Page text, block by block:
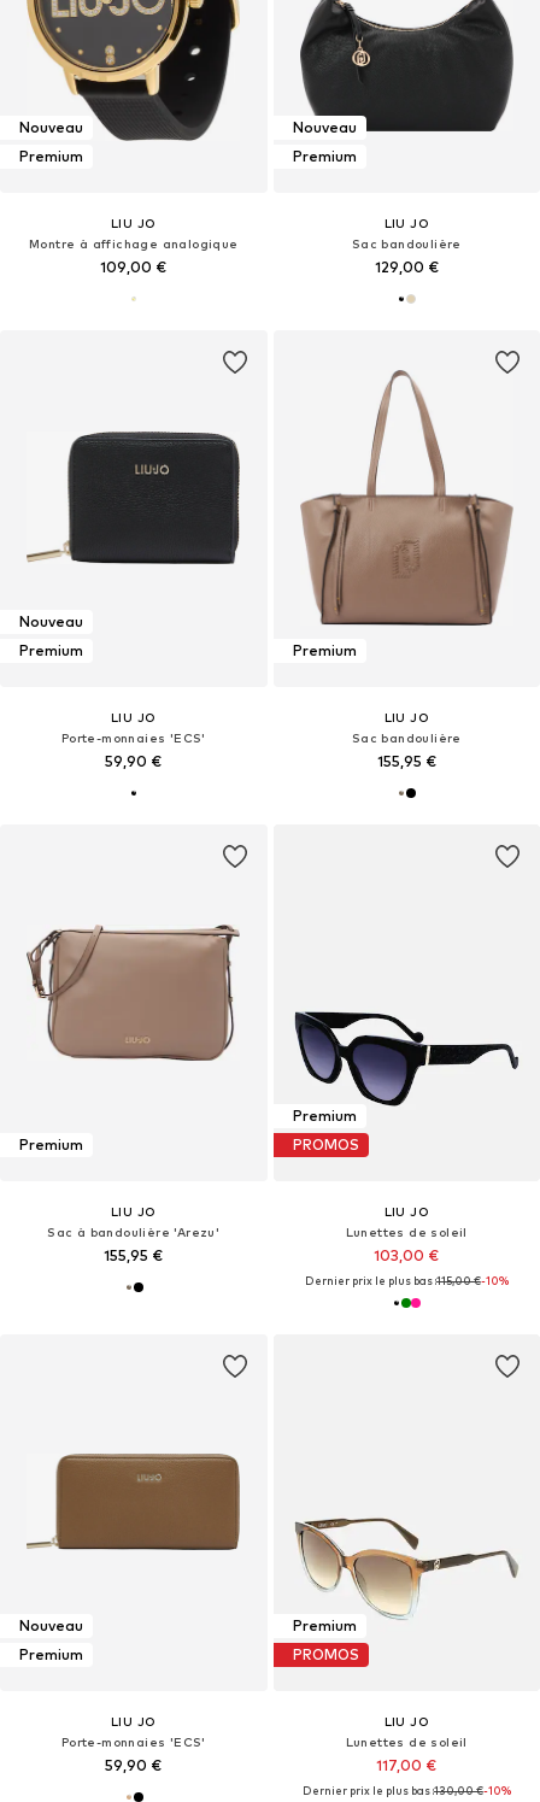
Nouveau
Premium
LIU JO
Montre à affichage analogique
109,00 €
Nouveau
Premium
LIU JO
Sac bandoulière
129,00 €
Nouveau
Premium
LIU JO
Porte-monnaies 'ECS'
59,90 €
Premium
LIU JO
Sac bandoulière
155,95 €
Premium
LIU JO
Sac à bandoulière 'Arezu'
155,95 €
Premium
PROMOS
LIU JO
Lunettes de soleil
103,00 €
Dernier prix le plus bas :115,00 €-10%
Nouveau
Premium
LIU JO
Porte-monnaies 'ECS'
59,90 €
Premium
PROMOS
LIU JO
Lunettes de soleil
117,00 €
Dernier prix le plus bas :130,00 €-10%